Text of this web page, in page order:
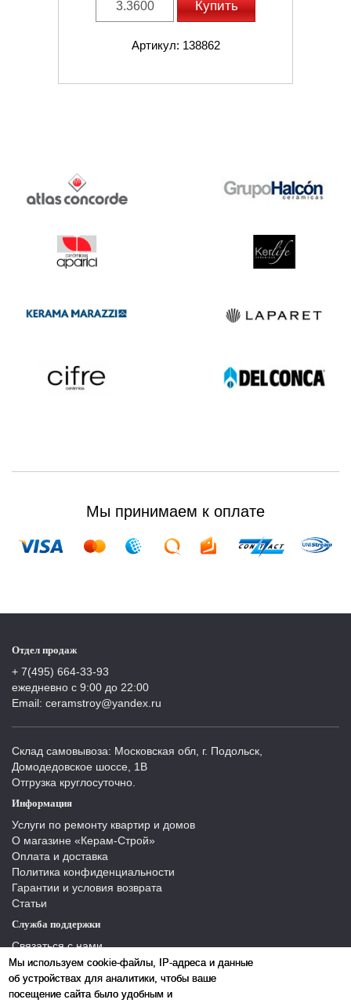
Мы используем cookie-файлы, IP-адреса и данные
об устройствах для аналитики, чтобы ваше
посещение сайта было удобным и
Купить
Артикул: 138862
Мы принимаем к оплате
Отдел продаж
+ 7(495) 664-33-93
ежедневно с 9:00 до 22:00
Email: ceramstroy@yandex.ru
Склад самовывоза: Московская обл, г. Подольск,
Домодедовское шоссе, 1В
Отгрузка круглосуточно.
Информация
Услуги по ремонту квартир и домов
О магазине «Керам-Строй»
Оплата и доставка
Политика конфиденциальности
Гарантии и условия возврата
Статьи
Служба поддержки
Связаться с нами
Отзывы
Производители
Карта сайта